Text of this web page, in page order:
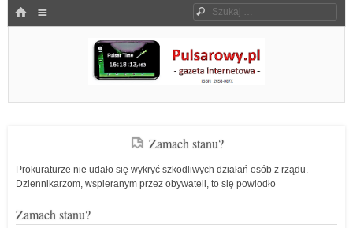
HOME Szukaj
Pulsarowy.pl
Zamach stanu?
Prokuraturze nie udało się wykryć szkodliwych działań osób z rządu.
Dziennikarzom, wspieranym przez obywateli, to się powiodło
Zamach stanu?